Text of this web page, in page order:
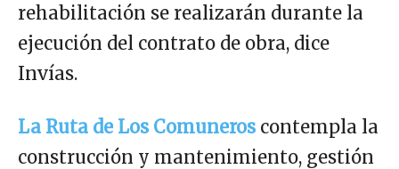
rehabilitación se realizarán durante la
ejecución del contrato de obra, dice
Invías.
La Ruta de Los Comuneros contempla la
construcción y mantenimiento, gestión